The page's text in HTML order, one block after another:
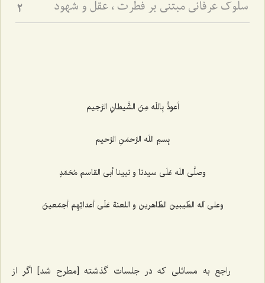
سلوک عرفانی مبتنی بر فطرت ، عقل و شهود 2
أعوذُ بِاللَه مِنَ الشَّیطانِ الرَّجیم‌
بِسمِ اللَه الرَّحمَنِ الرَّحیم‌
وصلَّى اللَه عَلَى سیدنا و نبینا أبى القاسم مُحَمّدٍ
وعلى آله الطّیبین الطّاهرین و اللعنة عَلَى أعدائِهِم أجمَعینَ‌
راجع به مسائلی که در جلسات گذشته [مطرح شد] اگر از